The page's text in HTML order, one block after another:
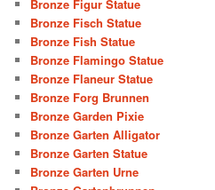
Bronze Figur Statue
Bronze Fisch Statue
Bronze Fish Statue
Bronze Flamingo Statue
Bronze Flaneur Statue
Bronze Forg Brunnen
Bronze Garden Pixie
Bronze Garten Alligator
Bronze Garten Statue
Bronze Garten Urne